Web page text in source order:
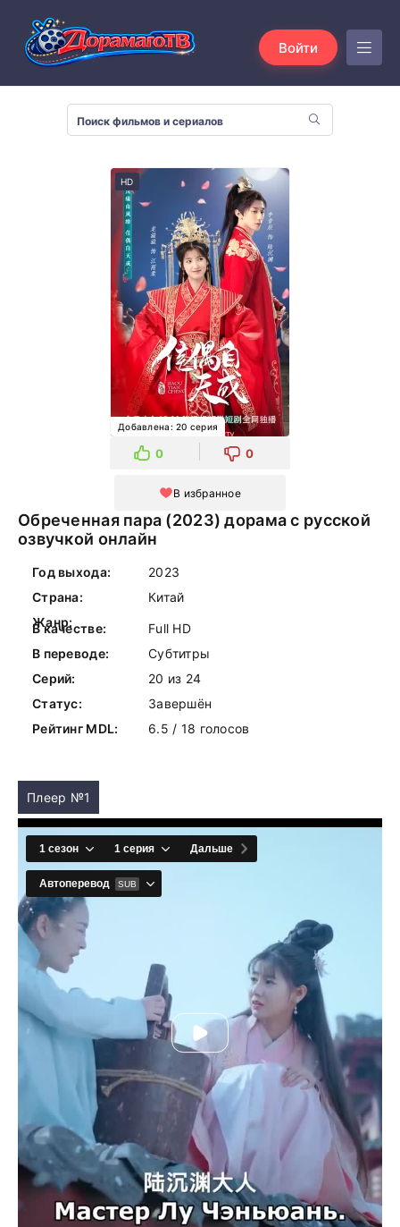
Войти
HD
Добавлена: 20 серия
0 0
В избранное
Обреченная пара (2023) дорама с русской
озвучкой онлайн
Год выхода:
2023
Страна:
Китай
Жанр:
В качестве:
Full HD
В переводе:
Субтитры
Серий:
20 из 24
Статус:
Завершён
Рейтинг MDL:
6.5 / 18 голосов
Плеер №1